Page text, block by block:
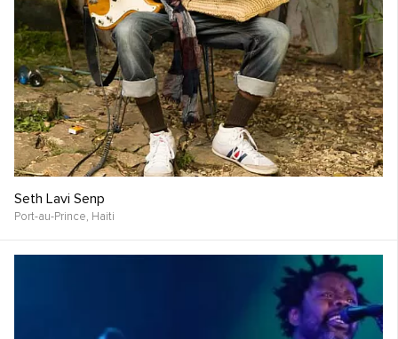
Seth Lavi Senp
Port-au-Prince, Haiti